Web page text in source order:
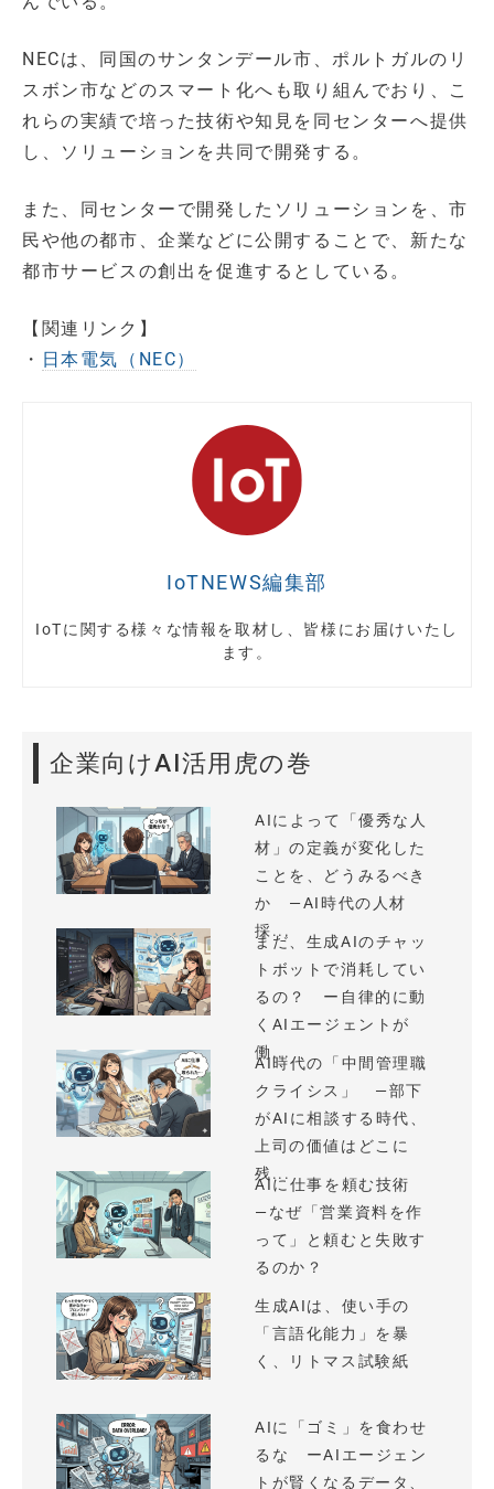
NECは、同国のサンタンデール市、ポルトガルのリ
スボン市などのスマート化へも取り組んでおり、こ
れらの実績で培った技術や知見を同センターへ提供
し、ソリューションを共同で開発する。
また、同センターで開発したソリューションを、市
民や他の都市、企業などに公開することで、新たな
都市サービスの創出を促進するとしている。
【関連リンク】
・ 日本電気（NEC）
IoTNEWS編集部
IoTに関する様々な情報を取材し、皆様にお届けいたし
ます。
企業向けAI活用虎の巻
AIによって「優秀な人
材」の定義が変化した
ことを、どうみるべき
か —AI時代の人材
採...
まだ、生成AIのチャッ
トボットで消耗してい
るの？ ー自律的に動
くAIエージェントが
働...
AI時代の「中間管理職
クライシス」 —部下
がAIに相談する時代、
上司の価値はどこに
残...
AIに仕事を頼む技術
—なぜ「営業資料を作
って」と頼むと失敗す
るのか？
生成AIは、使い手の
「言語化能力」を暴
く、リトマス試験紙
AIに「ゴミ」を食わせ
るな ーAIエージェン
トが賢くなるデータ、